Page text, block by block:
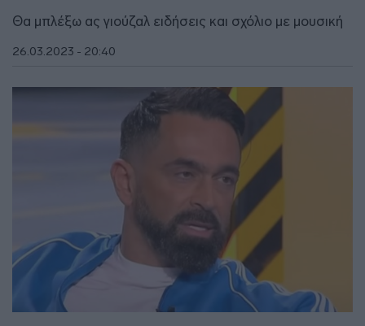
Θα μπλέξω ας γιούζαλ ειδήσεις και σχόλιο με μουσική
26.03.2023 - 20:40